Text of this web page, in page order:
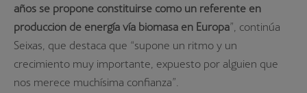
años se propone constituirse como un referente en
producción de energía vía biomasa en Europa”, continúa
Seixas, que destaca que “supone un ritmo y un
crecimiento muy importante, expuesto por alguien que
nos merece muchísima confianza”.